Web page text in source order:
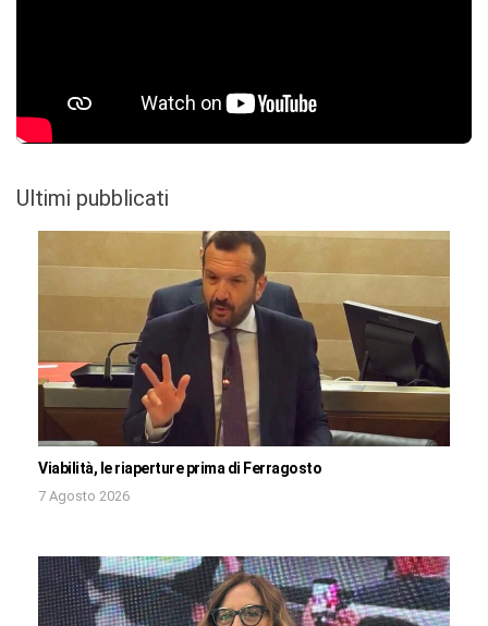
Ultimi pubblicati
Viabilità, le riaperture prima di Ferragosto
7 Agosto 2026